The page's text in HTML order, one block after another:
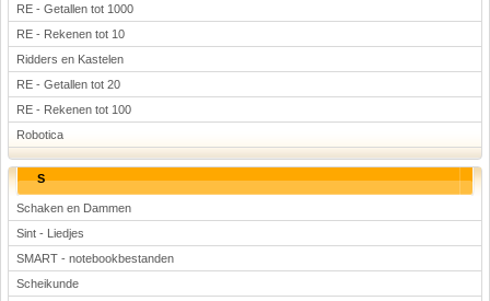
RE - Getallen tot 1000
RE - Rekenen tot 10
Ridders en Kastelen
RE - Getallen tot 20
RE - Rekenen tot 100
Robotica
S
Schaken en Dammen
Sint - Liedjes
SMART - notebookbestanden
Scheikunde